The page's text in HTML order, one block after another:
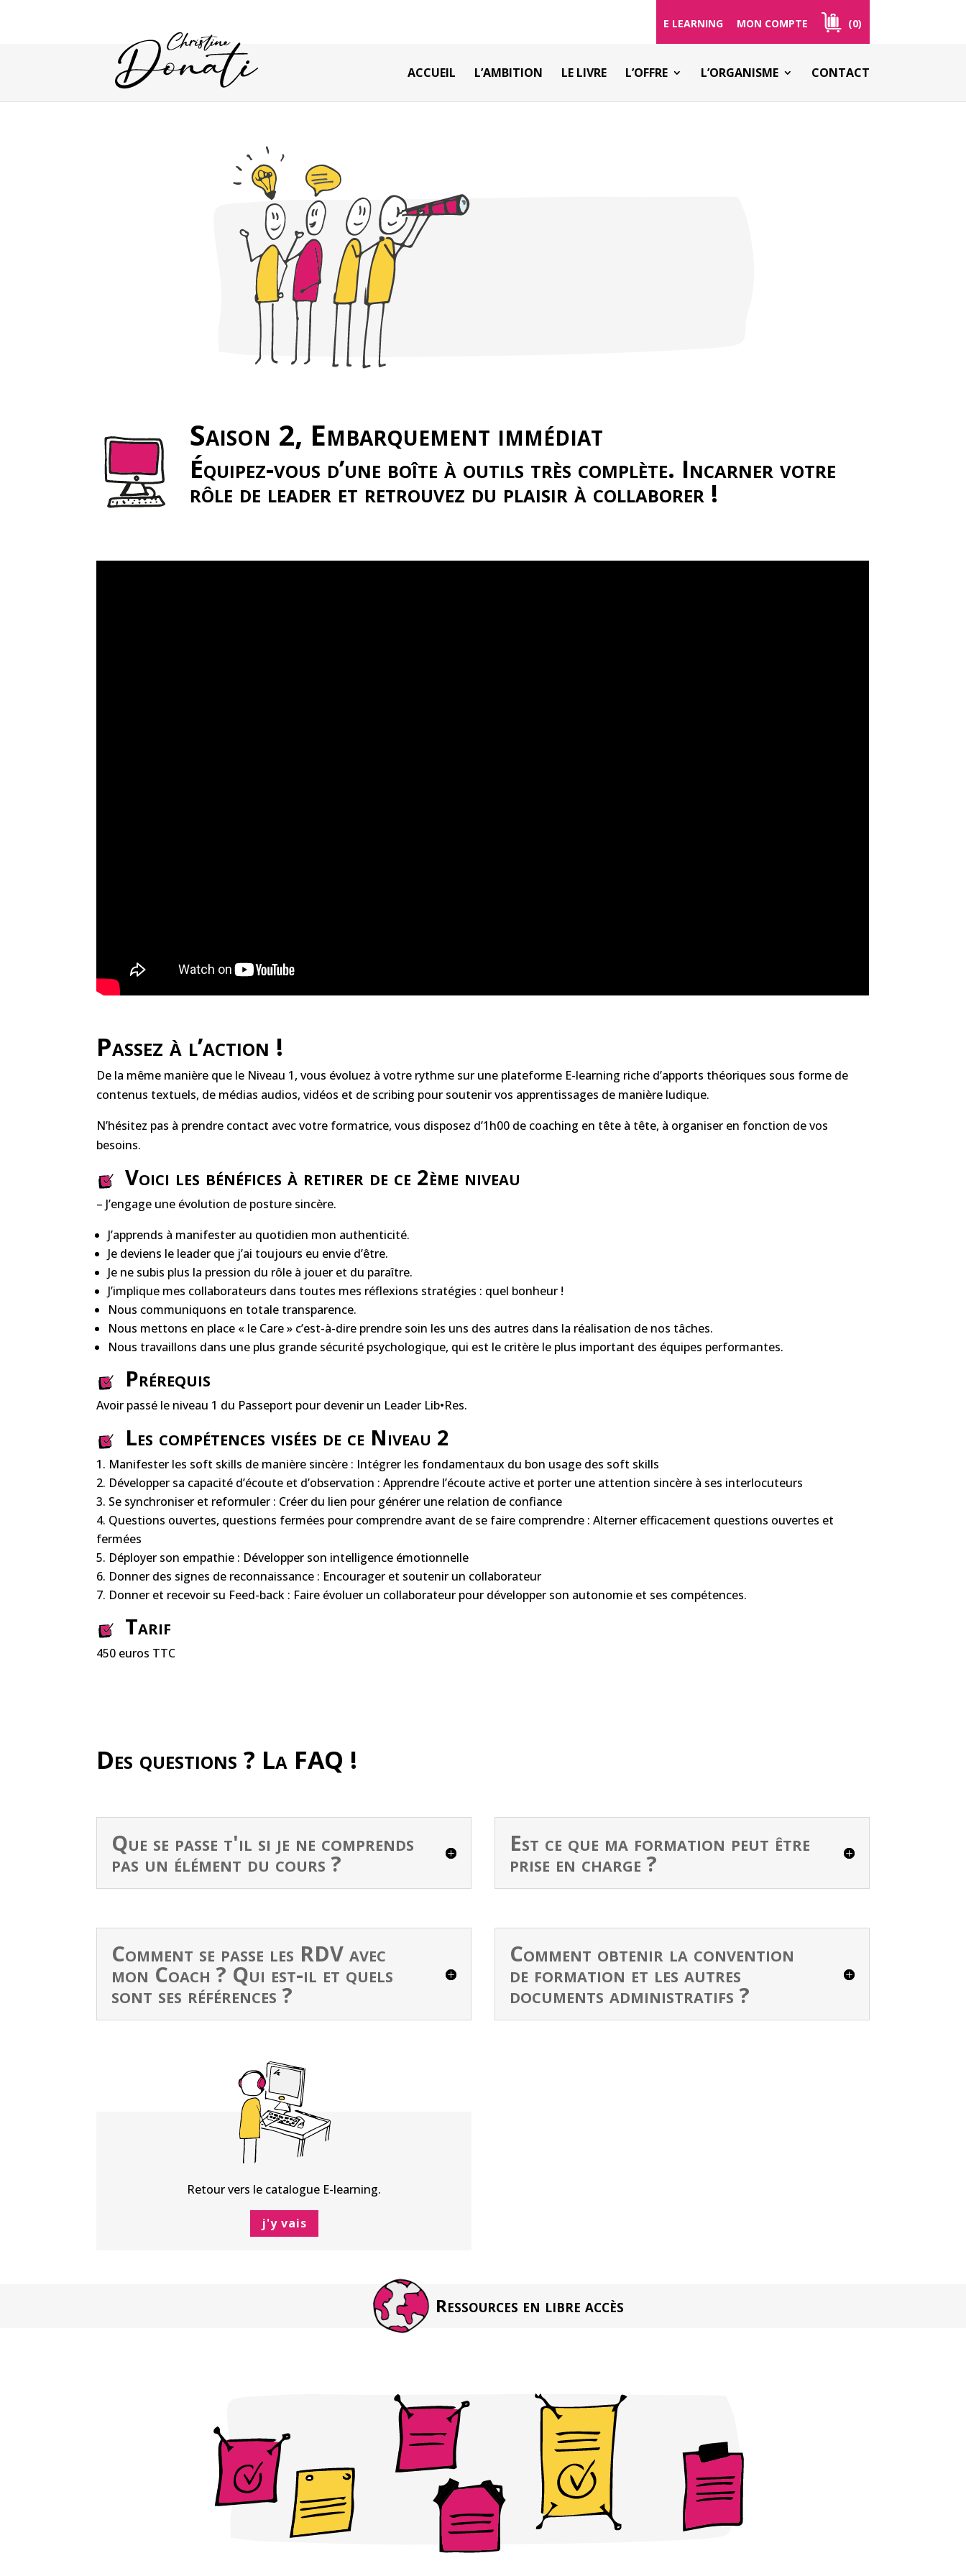
E LEARNING MON COMPTE (0)
ACCUEIL L’AMBITION LE LIVRE L’OFFRE L’ORGANISME CONTACT
Saison 2, Embarquement immédiat
Équipez-vous d’une boîte à outils très complète. Incarner votre
rôle de leader et retrouvez du plaisir à collaborer !
Passez à l’action !
De la même manière que le Niveau 1, vous évoluez à votre rythme sur une plateforme E-learning riche d’apports théoriques sous forme de
contenus textuels, de médias audios, vidéos et de scribing pour soutenir vos apprentissages de manière ludique.
N’hésitez pas à prendre contact avec votre formatrice, vous disposez d’1h00 de coaching en tête à tête, à organiser en fonction de vos
besoins.
Voici les bénéfices à retirer de ce 2ème niveau
– J’engage une évolution de posture sincère.
J’apprends à manifester au quotidien mon authenticité.
Je deviens le leader que j’ai toujours eu envie d’être.
Je ne subis plus la pression du rôle à jouer et du paraître.
J’implique mes collaborateurs dans toutes mes réflexions stratégies : quel bonheur !
Nous communiquons en totale transparence.
Nous mettons en place « le Care » c’est-à-dire prendre soin les uns des autres dans la réalisation de nos tâches.
Nous travaillons dans une plus grande sécurité psychologique, qui est le critère le plus important des équipes performantes.
Prérequis
Avoir passé le niveau 1 du Passeport pour devenir un Leader Lib•Res.
Les compétences visées de ce Niveau 2
Manifester les soft skills de manière sincère : Intégrer les fondamentaux du bon usage des soft skills
Développer sa capacité d’écoute et d’observation : Apprendre l’écoute active et porter une attention sincère à ses interlocuteurs
Se synchroniser et reformuler : Créer du lien pour générer une relation de confiance
Questions ouvertes, questions fermées pour comprendre avant de se faire comprendre : Alterner efficacement questions ouvertes et
fermées
Déployer son empathie : Développer son intelligence émotionnelle
Donner des signes de reconnaissance : Encourager et soutenir un collaborateur
Donner et recevoir su Feed-back : Faire évoluer un collaborateur pour développer son autonomie et ses compétences.
Tarif
450 euros TTC
Des questions ? La FAQ !
Que se passe t'il si je ne comprends
pas un élément du cours ?
Est ce que ma formation peut être
prise en charge ?
Comment se passe les RDV avec
mon Coach ? Qui est-il et quels
sont ses références ?
Comment obtenir la convention
de formation et les autres
documents administratifs ?
Retour vers le catalogue E-learning.
j'y vais
Ressources en libre accès